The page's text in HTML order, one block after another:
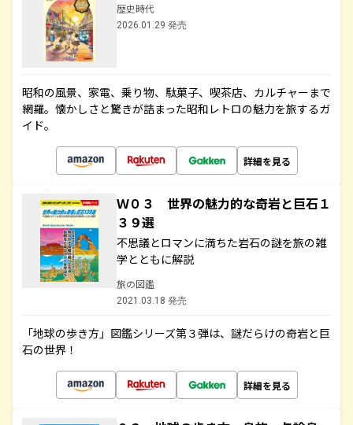
歴史時代
2026.01.29 発売
昭和の風景、家電、乗り物、駄菓子、喫茶店、カルチャーまで
網羅。懐かしさと驚きが詰まった昭和レトロの魅力を旅するガ
イド。
詳細を見る
Ｗ０３ 世界の魅力的な奇岩と巨石１
３９選
不思議とロマンに満ちた岩石の謎を旅の雑
学とともに解説
旅の図鑑
2021.03.18 発売
「地球の歩き方」図鑑シリーズ第３弾は、謎だらけの奇岩と巨
石の世界！
詳細を見る